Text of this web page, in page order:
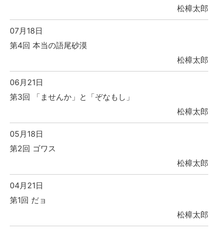
松樟太郎
07月18日
第4回 本当の語尾砂漠
松樟太郎
06月21日
第3回 「ませんか」と「ぞなもし」
松樟太郎
05月18日
第2回 ゴワス
松樟太郎
04月21日
第1回 だョ
松樟太郎